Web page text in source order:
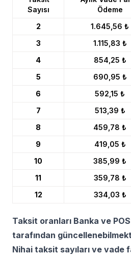
Sayısı
Ödeme
2
1.645,56 ₺
3
1.115,83 ₺
4
854,25 ₺
5
690,95 ₺
6
592,15 ₺
7
513,39 ₺
8
459,78 ₺
9
419,05 ₺
10
385,99 ₺
11
359,78 ₺
12
334,03 ₺
Taksit oranları Banka ve
tarafından
Nihai taksit sayıları ve vade